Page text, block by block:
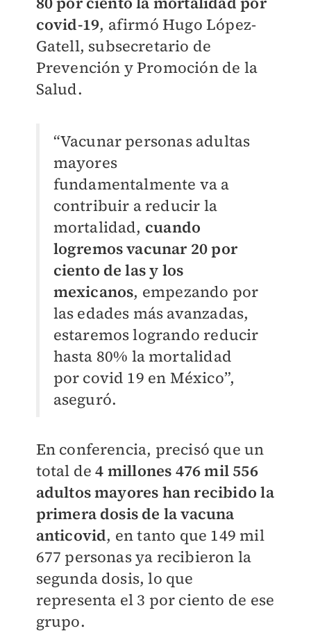
covid-19, afirmó Hugo López-
Gatell, subsecretario de
Prevención y Promoción de la
Salud.
“Vacunar personas adultas
mayores
fundamentalmente va a
contribuir a reducir la
mortalidad, cuando
logremos vacunar 20 por
ciento de las y los
mexicanos, empezando por
las edades más avanzadas,
estaremos logrando reducir
hasta 80% la mortalidad
por covid 19 en México”,
aseguró.
En conferencia, precisó que un
total de 4 millones 476 mil 556
adultos mayores han recibido la
primera dosis de la vacuna
anticovid, en tanto que 149 mil
677 personas ya recibieron la
segunda dosis, lo que
representa el 3 por ciento de ese
grupo.